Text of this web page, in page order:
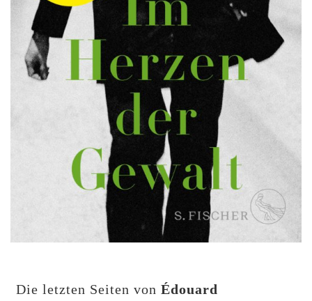
Die letzten Seiten von Édouard